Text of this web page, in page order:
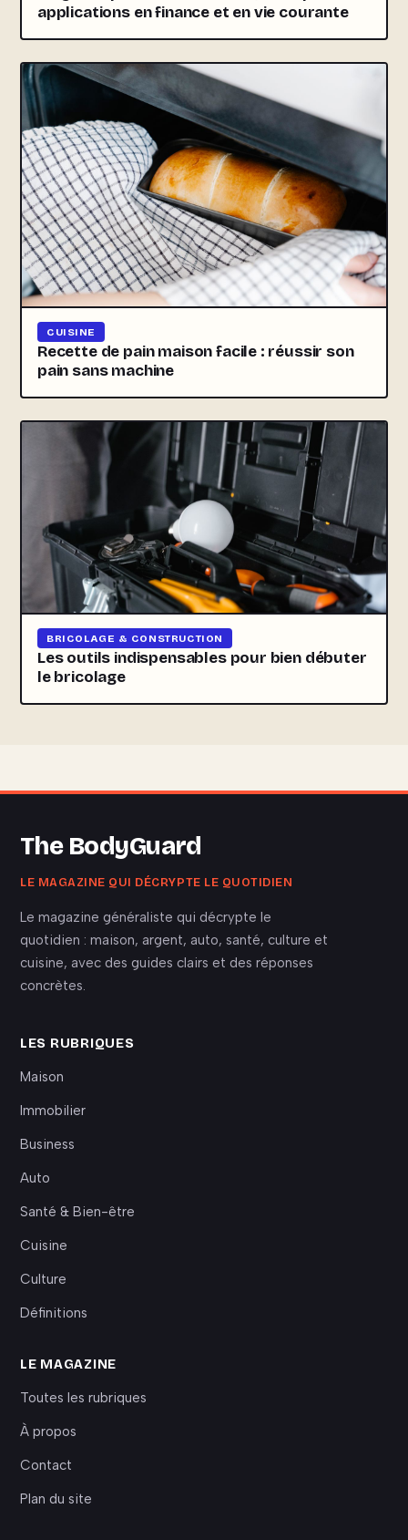
applications en finance et en vie courante
CUISINE
Recette de pain maison facile : réussir son
pain sans machine
BRICOLAGE & CONSTRUCTION
Les outils indispensables pour bien débuter
le bricolage
The BodyGuard
LE MAGAZINE QUI DÉCRYPTE LE QUOTIDIEN
Le magazine généraliste qui décrypte le
quotidien : maison, argent, auto, santé, culture et
cuisine, avec des guides clairs et des réponses
concrètes.
LES RUBRIQUES
Maison
Immobilier
Business
Auto
Santé & Bien-être
Cuisine
Culture
Définitions
LE MAGAZINE
Toutes les rubriques
À propos
Contact
Plan du site